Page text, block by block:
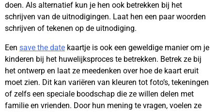
doen. Als alternatief kun je hen ook betrekken bij het
schrijven van de uitnodigingen. Laat hen een paar woorden
schrijven of tekenen op de uitnodiging.
Een save the date kaartje is ook een geweldige manier om je
kinderen bij het huwelijksproces te betrekken. Betrek ze bij
het ontwerp en laat ze meedenken over hoe de kaart eruit
moet zien. Dit kan variëren van kleuren tot foto’s, tekeningen
of zelfs een speciale boodschap die ze willen delen met
familie en vrienden. Door hun mening te vragen, voelen ze